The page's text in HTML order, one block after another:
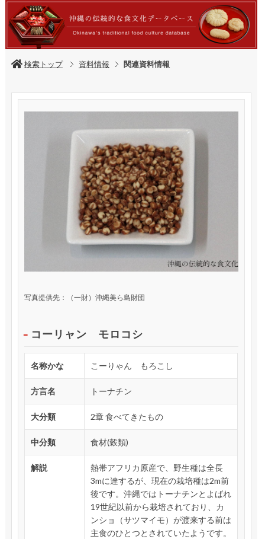
検索トップ 資料情報 関連資料情報
写真提供先：（一財）沖縄美ら島財団
コーリャン モロコシ
名称かな こーりゃん もろこし
方言名 トーナチン
大分類 2章 食べてきたもの
中分類 食材(穀類)
解説
熱帯アフリカ原産で、野生種は全長
3mに達するが、現在の栽培種は2m前
後です。沖縄ではトーナチンとよばれ
19世紀以前から栽培されており、カ
ンショ（サツマイモ）が渡来する前は
主食のひとつとされていたようです。